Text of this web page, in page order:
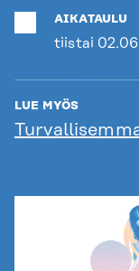
AIKATAULU
tiistai
LUE MYÖS